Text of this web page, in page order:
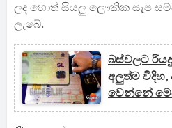
ලද හොත් සියලු ලෞකික සැප
ලැබේ.
බස්වලට
අලුත්ම
වෙන්නේ